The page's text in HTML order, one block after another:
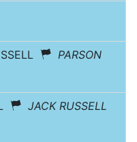
PARSON
JACK RUSSELL